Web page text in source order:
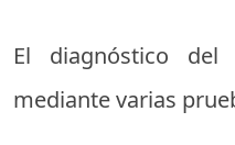
El diagnóstico del
mediante varias